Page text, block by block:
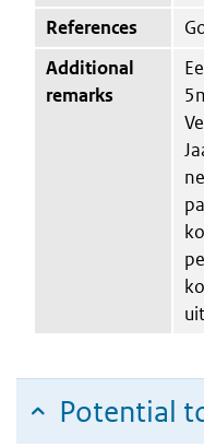
References
Additional
remarks
Potential